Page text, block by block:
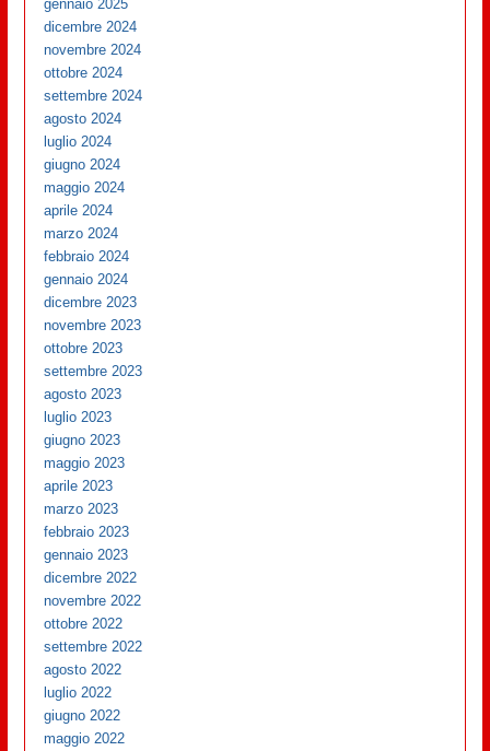
gennaio 2025
dicembre 2024
novembre 2024
ottobre 2024
settembre 2024
agosto 2024
luglio 2024
giugno 2024
maggio 2024
aprile 2024
marzo 2024
febbraio 2024
gennaio 2024
dicembre 2023
novembre 2023
ottobre 2023
settembre 2023
agosto 2023
luglio 2023
giugno 2023
maggio 2023
aprile 2023
marzo 2023
febbraio 2023
gennaio 2023
dicembre 2022
novembre 2022
ottobre 2022
settembre 2022
agosto 2022
luglio 2022
giugno 2022
maggio 2022